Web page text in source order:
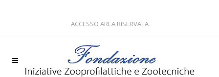
ACCESSO AREA RISERVATA